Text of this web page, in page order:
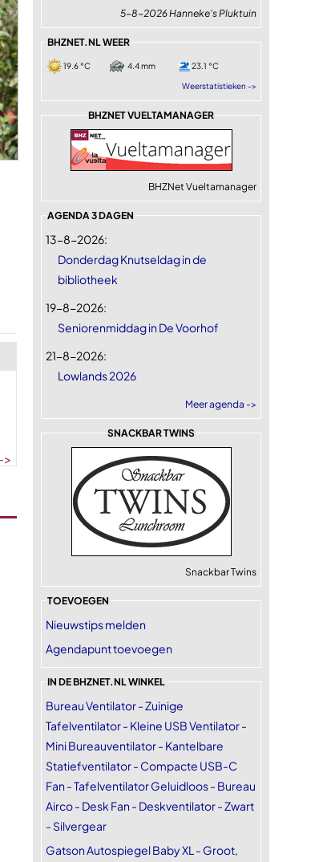
5-8-2026 Hanneke's Pluktuin
BHZNET.NL WEER
19.6 °C 4.4 mm 23.1 °C
Weerstatistieken ->
BHZNET VUELTAMANAGER
BHZNet Vueltamanager
AGENDA 3 DAGEN
13-8-2026:
Donderdag Knutseldag in de
bibliotheek
19-8-2026:
Seniorenmiddag in De Voorhof
21-8-2026:
Lowlands 2026
Meer agenda ->
SNACKBAR TWINS
Snackbar Twins
TOEVOEGEN
Nieuwstips melden
Agendapunt toevoegen
IN DE BHZNET.NL WINKEL
Bureau Ventilator - Zuinige
Tafelventilator - Kleine USB Ventilator -
Mini Bureauventilator - Kantelbare
Statiefventilator - Compacte USB-C
Fan - Tafelventilator Geluidloos - Bureau
Airco - Desk Fan - Deskventilator - Zwart
- Silvergear
Gatson Autospiegel Baby XL - Groot,